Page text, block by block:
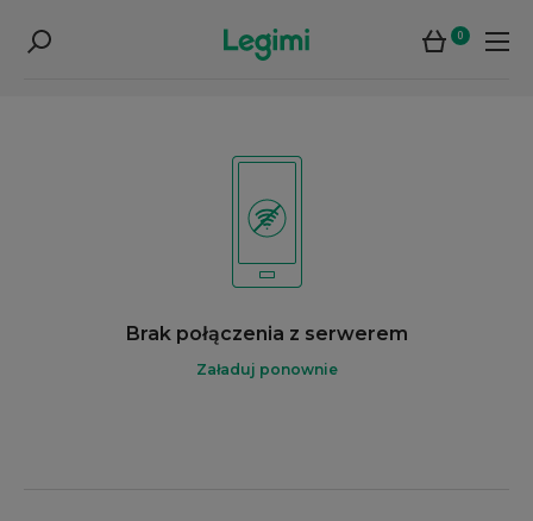
0
Brak połączenia z serwerem
Załaduj ponownie